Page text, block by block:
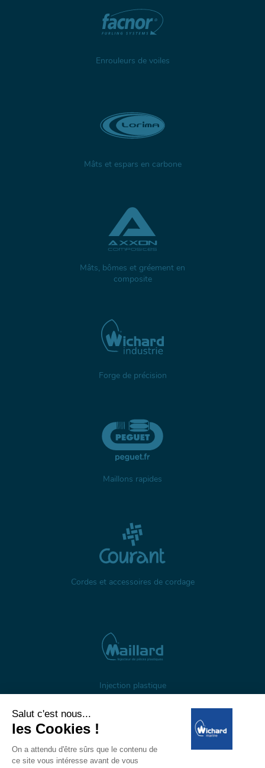
Enrouleurs de voiles
Mâts et espars en carbone
Mâts, bômes et gréement en
composite
Forge de précision
Maillons rapides
Cordes et accessoires de cordage
Injection plastique
À propos Gestion des cookies
Mentions légales
Données personnelles